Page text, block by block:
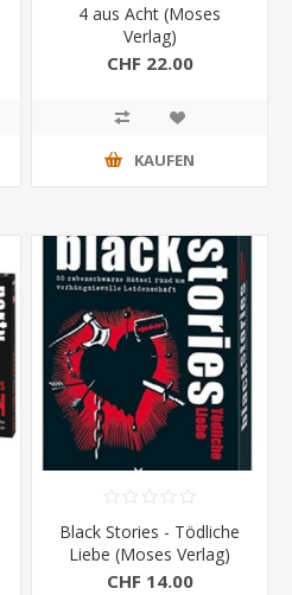
4 aus Acht (Moses
Verlag)
CHF 22.00
KAUFEN
Black Stories - Tödliche
Liebe (Moses Verlag)
CHF 14.00